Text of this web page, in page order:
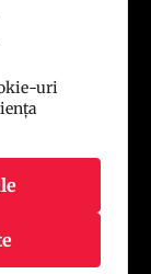
SOCIÉTÉ
uri